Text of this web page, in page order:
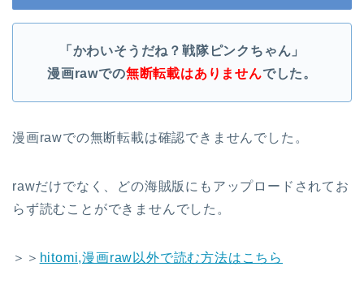
「かわいそうだね？戦隊ピンクちゃん」
漫画rawでの無断転載はありませんでした。
漫画rawでの無断転載は確認できませんでした。
rawだけでなく、どの海賊版にもアップロードされてお
らず読むことができませんでした。
＞＞ hitomi,漫画raw以外で読む方法はこちら